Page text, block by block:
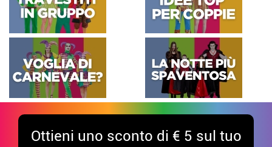
Ottieni uno sconto di € 5 sul tuo